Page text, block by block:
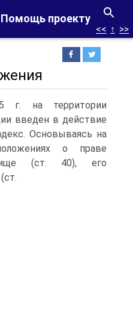
Помощь проекту
<< ↑ >>
на территории
введен в действие
Основываясь на
о праве
(ст. 40), его